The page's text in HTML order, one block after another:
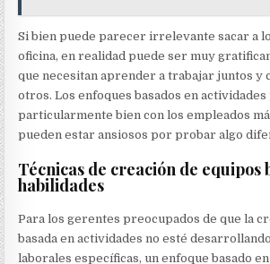
Si bien puede parecer irrelevante sacar a
oficina, en realidad puede ser muy
que necesitan aprender a trabajar juntos y
otros. Los enfoques basados ​​en
particularmente bien con los empleados
pueden estar ansiosos por probar algo
Técnicas de creación de equipos
habilidades
Para los gerentes preocupados de que la
basada en actividades no esté
laborales específicas, un enfoque basado